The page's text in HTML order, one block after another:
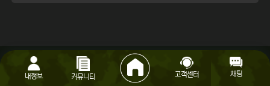
내정보 커뮤니티 고객센터 채팅